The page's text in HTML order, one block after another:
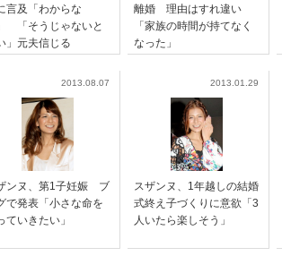
言及「わからな
「そうじゃないと
」元夫信じる
離婚 理由はすれ違い
「家族の時間が持てなく
なった」
2013.08.07
ンヌ、第1子妊娠 ブ
で発表「小さな命を
ていきたい」
2013.01.29
スザンヌ、1年越しの結婚
式終え子づくりに意欲「3
人いたら楽しそう」